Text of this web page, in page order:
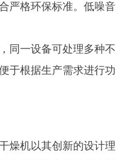
严格环保标准。低噪音
同一设备可处理多种不
于根据生产需求进行功
燥机以其创新的设计理